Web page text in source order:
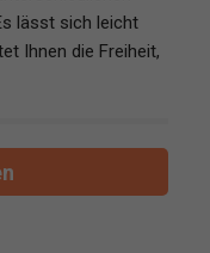
lässt sich leicht
Ihnen die Freiheit,